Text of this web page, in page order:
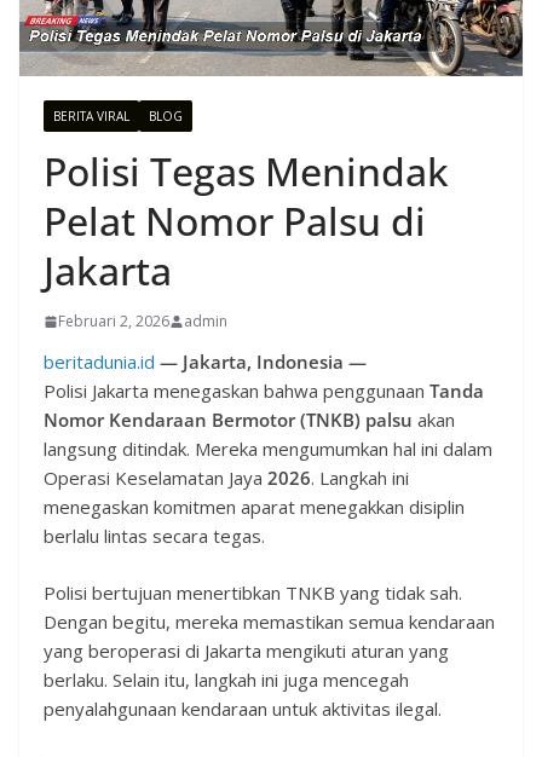
BERITA VIRAL BLOG
Polisi Tegas Menindak
Pelat Nomor Palsu di
Jakarta
Februari 2, 2026 admin
beritadunia.id — Jakarta, Indonesia —
Polisi Jakarta menegaskan bahwa penggunaan Tanda
Nomor Kendaraan Bermotor (TNKB) palsu akan
langsung ditindak. Mereka mengumumkan hal ini dalam
Operasi Keselamatan Jaya 2026. Langkah ini
menegaskan komitmen aparat menegakkan disiplin
berlalu lintas secara tegas.
Polisi bertujuan menertibkan TNKB yang tidak sah.
Dengan begitu, mereka memastikan semua kendaraan
yang beroperasi di Jakarta mengikuti aturan yang
berlaku. Selain itu, langkah ini juga mencegah
penyalahgunaan kendaraan untuk aktivitas ilegal.